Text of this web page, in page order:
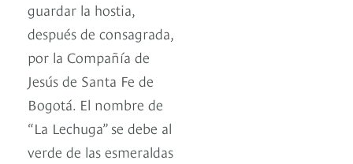
guardar la hostia,
después de consagrada,
por la Compañía de
Jesús de Santa Fe de
Bogotá. El nombre de
“La Lechuga” se debe al
verde de las esmeraldas